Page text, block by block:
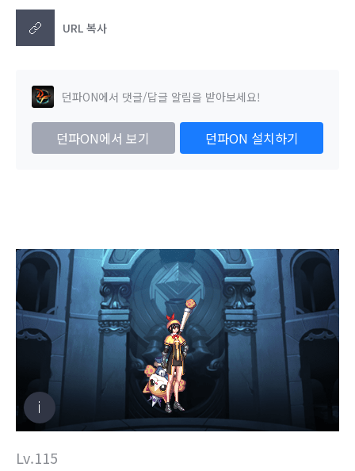
URL 복사
던파ON에서 댓글/답글 알림을 받아보세요!
던파ON에서 보기 던파ON 설치하기
Lv.115